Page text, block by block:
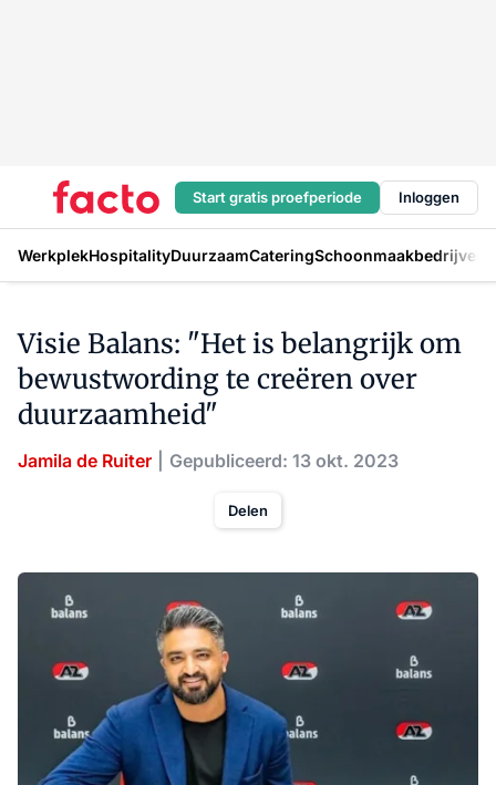
Start gratis proefperiode Inloggen
WerkplekHospitalityDuurzaamCateringSchoonmaakbedrijven
Visie Balans: "Het is belangrijk om
bewustwording te creëren over
duurzaamheid"
Jamila de Ruiter Gepubliceerd: 13 okt. 2023
Delen